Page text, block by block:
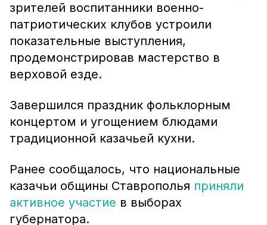
зрителей воспитанники военно-
патриотических клубов устроили
показательные выступления,
продемонстрировав мастерство в
верховой езде.
Завершился праздник фольклорным
концертом и угощением блюдами
традиционной казачьей кухни.
Ранее сообщалось, что национальные
казачьи общины Ставрополья приняли
активное участие в выборах
губернатора.